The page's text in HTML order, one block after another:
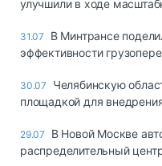
улучшили в ходе
31.07
В Минтрансе
эффективности
30.07
Челябинскую
площадкой для
29.07
В Новой Москве
распределительный